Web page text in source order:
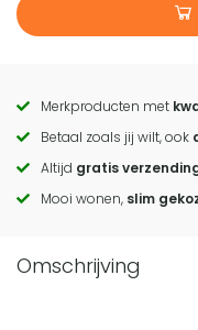
Call
to
actions
Merkproducten met
Betaal zoals jij wilt, ook
Altijd gratis
Mooi wonen, slim